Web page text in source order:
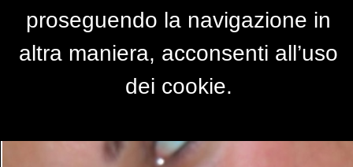
proseguendo la navigazione in
altra maniera, acconsenti all’uso
dei cookie.